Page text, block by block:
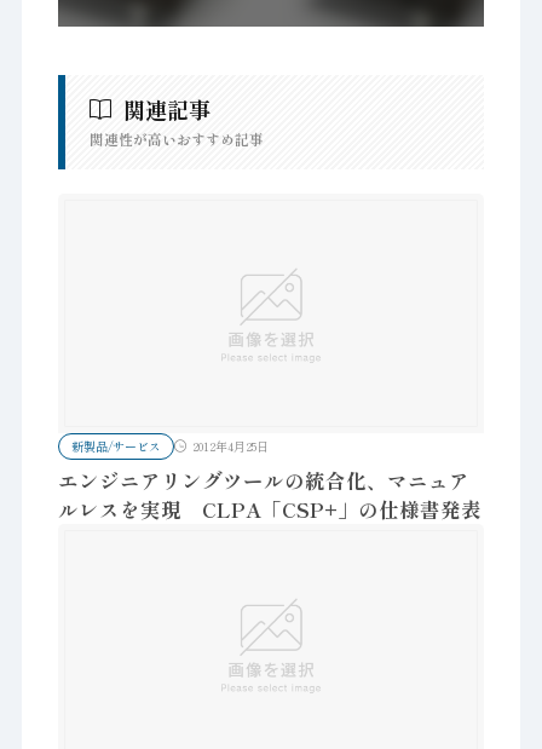
関連記事
関連性が高いおすすめ記事
新製品/サービス 2012年4月25日
エンジニアリングツールの統合化、マニュア
ルレスを実現 CLPA「CSP+」の仕様書発表